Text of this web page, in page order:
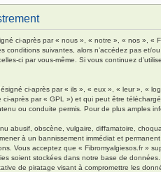
ci-après par « nous », « notre », « nos », «
conditions suivantes, alors n’accédez pas et/
ci par vous-même. Si vous continuez
ci-après par « ils », « eux », « leur », «
ci-après par « GPL ») et qui peut être
ou conduite permis. Pour de plus amples
abusif, obscène, vulgaire, diffamatoire,
à un bannissement immédiat et
Vous acceptez que « Fibromyalgiesos.fr »
soient stockées dans notre base de
de piratage visant à compromettre les